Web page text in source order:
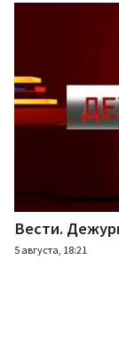
Вести.
5 августа, 18:21